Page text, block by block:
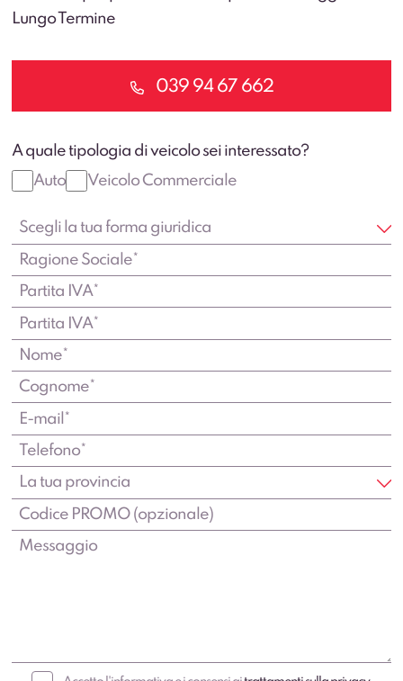
Lungo Termine
039 94 67 662
A quale tipologia di veicolo sei interessato?
Auto
Veicolo Commerciale